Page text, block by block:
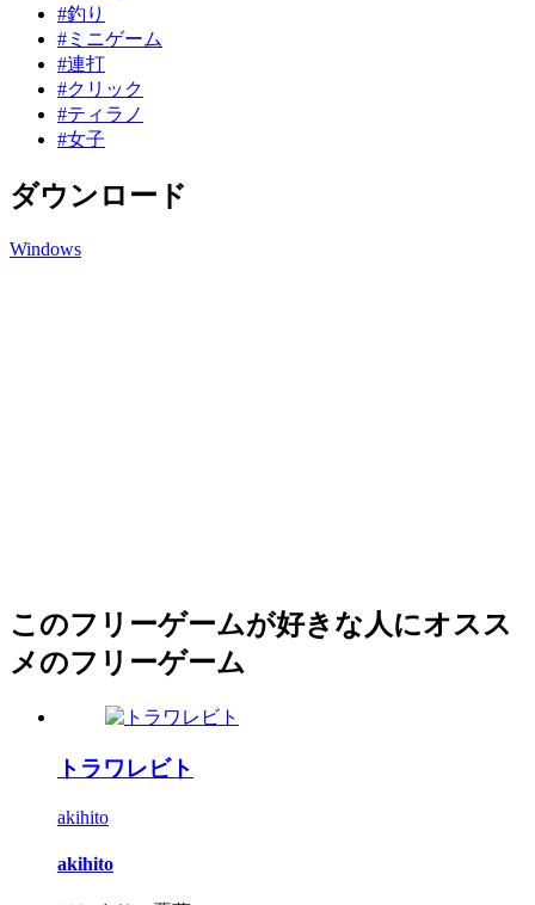
#釣り
#ミニゲーム
#連打
#クリック
#ティラノ
#女子
ダウンロード
Windows
このフリーゲームが好きな人にオスス
メのフリーゲーム
トラワレビト
akihito
akihito